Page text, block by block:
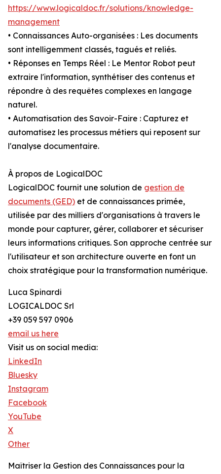
https://www.logicaldoc.fr/solutions/knowledge-
management
• Connaissances Auto-organisées : Les documents
sont intelligemment classés, tagués et reliés.
• Réponses en Temps Réel : Le Mentor Robot peut
extraire l'information, synthétiser des contenus et
répondre à des requêtes complexes en langage
naturel.
• Automatisation des Savoir-Faire : Capturez et
automatisez les processus métiers qui reposent sur
l'analyse documentaire.
À propos de LogicalDOC
LogicalDOC fournit une solution de gestion de
documents (GED) et de connaissances primée,
utilisée par des milliers d'organisations à travers le
monde pour capturer, gérer, collaborer et sécuriser
leurs informations critiques. Son approche centrée sur
l'utilisateur et son architecture ouverte en font un
choix stratégique pour la transformation numérique.
Luca Spinardi
LOGICALDOC Srl
+39 059 597 0906
email us here
Visit us on social media:
LinkedIn
Bluesky
Instagram
Facebook
YouTube
X
Other
Maîtriser la Gestion des Connaissances pour la